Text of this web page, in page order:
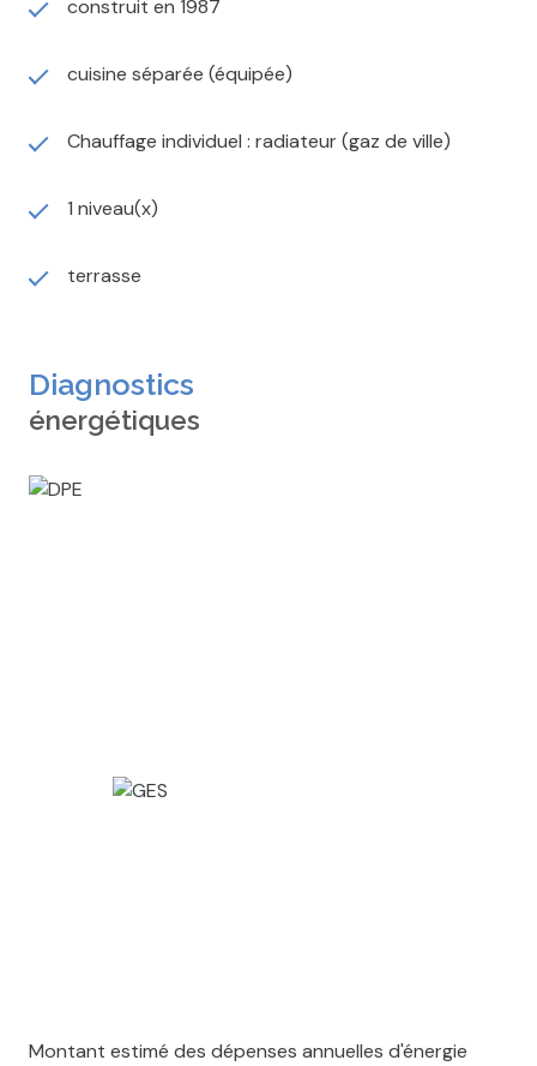
paysagé de 785m² aménagé avec goût. Le jardin,
cadre de vie agréable et intimiste.
quête d’espace et de confort proches de toutes
commodités.
IMMO COUP DE COEUR
Isabelle HAM
construit en 1987
cuisine séparée (équipée)
Chauffage individuel : radiateur (gaz de ville)
1 niveau(x)
terrasse
Diagnostics
énergétiques
Montant estimé des dépenses annuelles d'énergie